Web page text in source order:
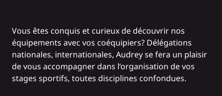
Vous êtes conquis et curieux de découvrir nos
équipements avec vos coéquipiers? Délégations
nationales, internationales, Audrey se fera un plaisir
de vous accompagner dans l’organisation de vos
stages sportifs, toutes disciplines confondues.